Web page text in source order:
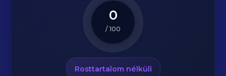
0
/ 100
Rosttartalom nélküli